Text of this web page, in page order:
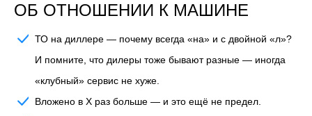
ОБ ОТНОШЕНИИ К МАШИНЕ
ТО на диллере — почему всегда «на» и с двойной «л»?
И помните, что дилеры тоже бывают разные — иногда
«клубный» сервис не хуже.
Вложено в Х раз больше — и это ещё не предел.